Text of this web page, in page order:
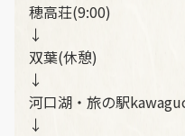
穂高荘(9:00)
↓
双葉(休憩)
↓
河口湖・旅の駅
↓